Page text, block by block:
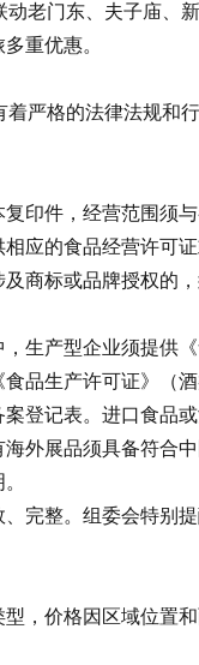
老门东、夫子庙、
重优惠。
严格的法律法规和
印件，经营范围须
应的食品经营许可
商标或品牌授权的
生产型企业须提供
品生产许可证》（
登记表。进口食品
外展品须具备符合
完整。组委会特别
，价格因区域位置